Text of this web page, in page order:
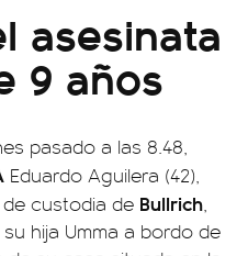
asesinata
9 años
pasado a las 8.48,
Eduardo Aguilera (42),
custodia de Bullrich,
hija Umma a bordo de